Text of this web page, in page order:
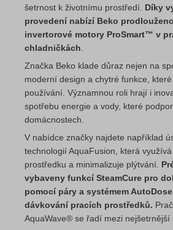
šetrnost k životnímu prostředí. Díky
provedení nabízí Beko
invertorové motory ProSmart™ v
chladničkách
Značka Beko klade důraz nejen na
moderní design a chytré funkce,
používání. Významnou roli hrají i
spotřebu energie a vody, které
domácnostech.
V nabídce značky najdete například
technologií AquaFusion, která
prostředku a minimalizuje plýtvání.
vybaveny funkcí SteamCure pro
pomocí páry a systémem
dávkování pracích prostředků.
AquaWave® se řadí mezi nejšetrnější